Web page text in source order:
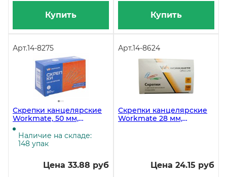
Купить Купить
Арт.14-8275
Скрепки канцелярские
Workmate, 50 мм,
цинковое покрытие,
гофрированные, 50 штук
в упаковке
Наличие на складе:
148 упак
Цена 33.88 руб
Арт.14-8624
Скрепки канцелярские
Workmate 28 мм,
Цена 24.15 руб